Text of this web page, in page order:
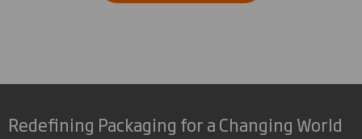
Redefining Packaging for a Changing World